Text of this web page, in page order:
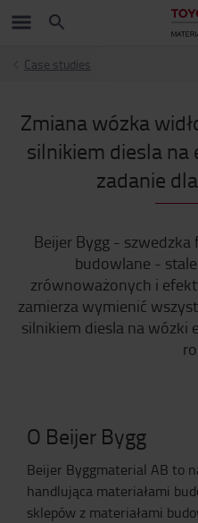
Case studies
Zmiana wózka
silnikiem diesla
zadanie
Beijer Bygg -
budowlane -
zrównoważonych i
zamierza wymienić
silnikiem diesla na wózki
O Beijer Bygg
Beijer Byggmaterial AB to
handlująca materiałami
sklepów z materiałami